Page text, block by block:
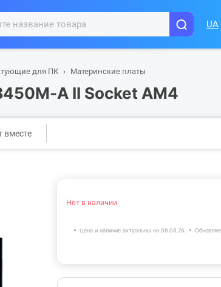
UA
для ПК Материнские платы
A II Socket AM4
вместе
Нет в наличии
Цена и наличие актуальны на 08.08.26.